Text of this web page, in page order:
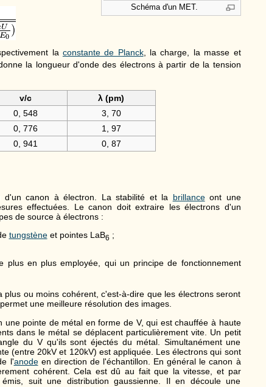
Schéma d'un MET.
la constante de Planck, la charge, la masse et
la longueur d'onde des électrons à partir de la tension
v/c λ (pm)
0, 548
3, 70
0, 776
1, 97
0, 941 0, 87
d'un canon à électron. La stabilité et la brillanceont une
effectuées. Le canon doit extraire les électrons d'un
de source à électrons :
tungstèneet pointes LaB6 ;
plus en plus employée, qui un principe de fonctionnement
ou moins cohérent, c'est-à-dire que les électrons seront
une meilleure résolution des images.
une pointe de métal en forme de V, qui est chauffée à haute
dans le métal se déplacent particulièrement vite. Un petit
du V qu'ils sont éjectés du métal. Simultanément une
(entre 20kV et 120kV) est appliquée. Les électrons qui sont
l'anodeen direction de l'échantillon. En général le canon à
cohérent. Cela est dû au fait que la vitesse, et par
suit une distribution gaussienne. Il en découle une